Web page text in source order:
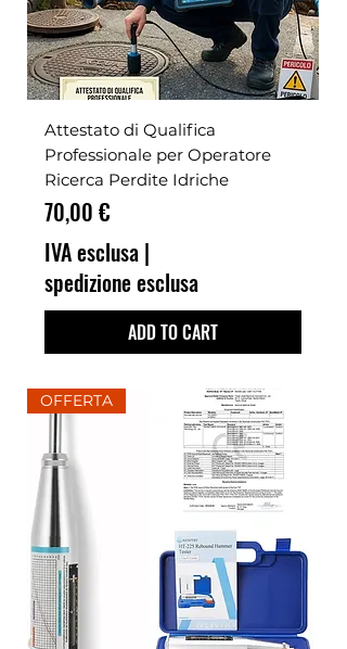
Attestato di Qualifica
Professionale per Operatore
Ricerca Perdite Idriche
Prezzo
70,00 €
IVA esclusa |
spedizione esclusa
ADD TO CART
OFFERTA